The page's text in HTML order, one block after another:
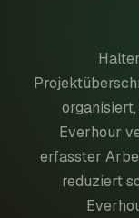
Everhour
erfasster
reduziert